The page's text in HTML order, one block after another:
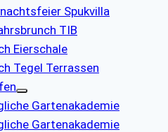
Spukvilla
TIB
Eierschale
Tegel Terrassen
Gartenakademie
Gartenakademie